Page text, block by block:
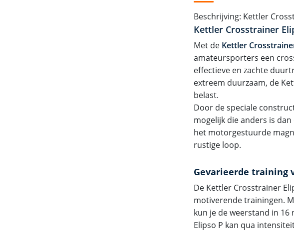
Beschrijving: Kettler
Kettler Crosstrainer
Met de Kettler
amateursporters een
effectieve en zachte
extreem duurzaam, de
belast.
Door de speciale
mogelijk die anders is
het motorgestuurde
rustige loop.
Gevarieerde training
De Kettler Crosstrainer
motiverende trainingen.
kun je de weerstand in
Elipso P kan qua